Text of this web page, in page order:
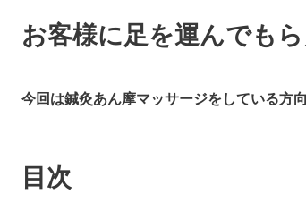
お客様に足を運んでも
今回は鍼灸あん摩マッサージをしている方
目次